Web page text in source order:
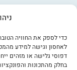
לאחסון וגישה למידע
דפוסי גלישה או מזהים
בחלק מהתכונות